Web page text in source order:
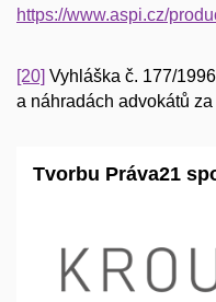
https://www.aspi.cz/
[20] Vyhláška č. 177/
a náhradách advokátů
Tvorbu Práva21